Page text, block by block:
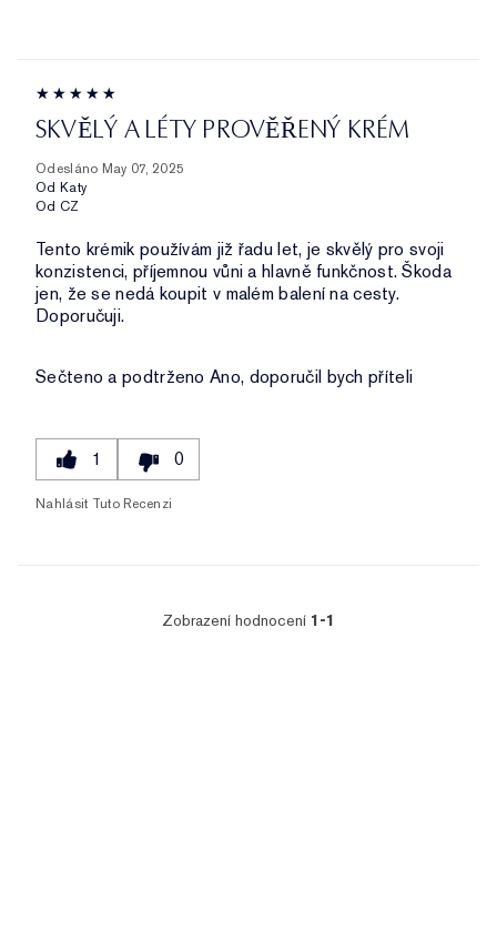
SKVĚLÝ A LÉTY PROVĚŘENÝ KRÉM
Odesláno May 07, 2025
Od Katy
Od CZ
Tento krémik používám již řadu let, je skvělý pro svoji
konzistenci, příjemnou vůni a hlavně funkčnost. Škoda
jen, že se nedá koupit v malém balení na cesty.
Doporučuji.
Sečteno a podtrženo Ano, doporučil bych příteli
1 0
Nahlásit Tuto Recenzi
Zobrazení hodnocení 1-1